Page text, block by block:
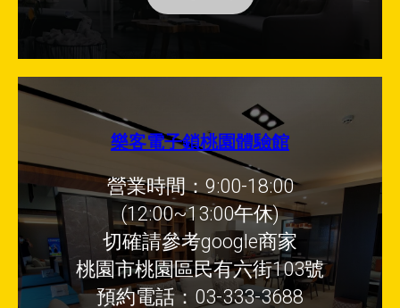
樂客電子鎖桃園體驗館
營業時間：9:00-18:00
(12:00~13:00午休)
切確請參考google商家
桃園市桃園區民有六街103號
預約電話：03-333-3688